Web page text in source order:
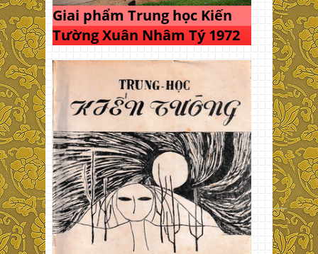
Giai phẩm Trung học Kiến
Tường Xuân Nhâm Tý 1972